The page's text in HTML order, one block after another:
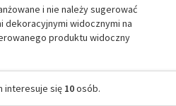
i nie należy sugerować
dekoracyjnymi widocznymi na
produktu widoczny
interesuje się 10osób.